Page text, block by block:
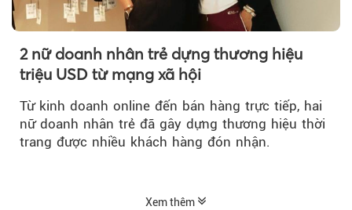
2 nữ doanh nhân trẻ dựng thương hiệu
triệu USD từ mạng xã hội
Từ kinh doanh online đến bán hàng trực tiếp, hai
nữ doanh nhân trẻ đã gây dựng thương hiệu thời
trang được nhiều khách hàng đón nhận.
Xem thêm